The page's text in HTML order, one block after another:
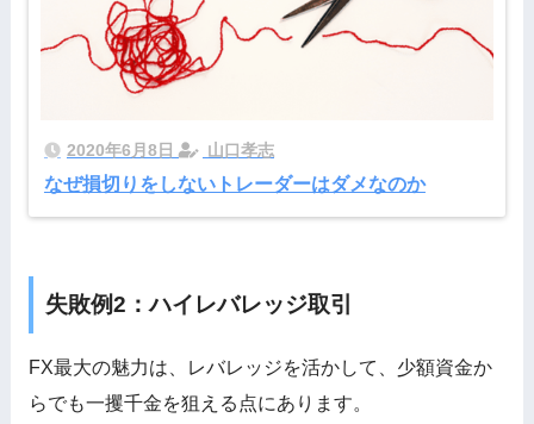
2020年6月8日 山口孝志
なぜ損切りをしないトレーダーはダメなのか
失敗例2：ハイレバレッジ取引
FX最大の魅力は、レバレッジを活かして、少額資金か
らでも一攫千金を狙える点にあります。